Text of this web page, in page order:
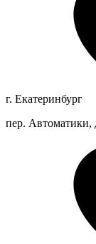
г. Екатеринбург
пер. Автоматики,